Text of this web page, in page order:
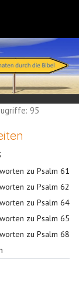
95
zu Psalm 61
zu Psalm 62
zu Psalm 64
zu Psalm 65
zu Psalm 68